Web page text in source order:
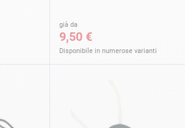
già da
9,50 €
Disponibile in numerose varianti